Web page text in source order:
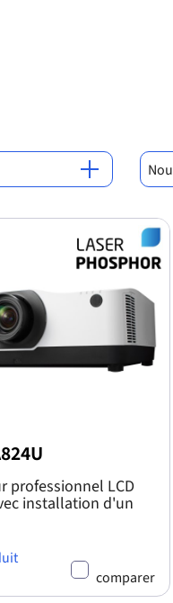
professionnel LCD
installation d'un
comparer